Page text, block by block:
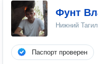
Фунт
Нижний
Паспорт проверен